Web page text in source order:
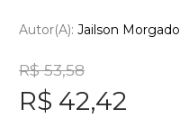
Autor(a): Jailson Morgado
R$ 53,58
R$ 42,42